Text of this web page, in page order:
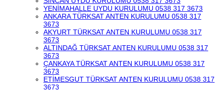
YENİMAHALLE UYDU KURULUMU 0538 317 3673
ANKARA TÜRKSAT ANTEN KURULUMU 0538 317
3673
AKYURT TÜRKSAT ANTEN KURULUMU 0538 317
3673
ALTINDAĞ TÜRKSAT ANTEN KURULUMU 0538 317
3673
ÇANKAYA TÜRKSAT ANTEN KURULUMU 0538 317
3673
ETİMESGUT TÜRKSAT ANTEN KURULUMU 0538 317
3673